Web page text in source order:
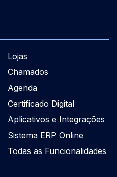
Lojas
Chamados
Agenda
Certificado Digital
Aplicativos e Integrações
Sistema ERP Online
Todas as Funcionalidades